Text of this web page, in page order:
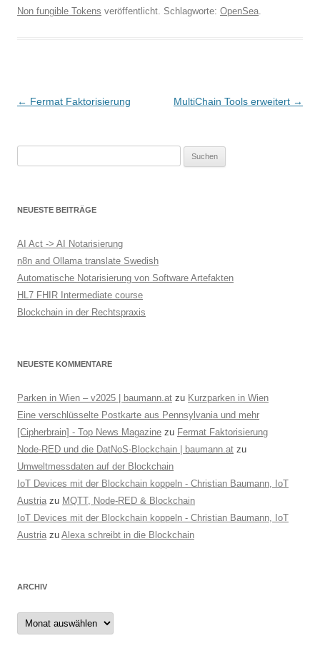
Non fungible Tokens veröffentlicht. Schlagworte: OpenSea.
B
s
-
N
a
g
t
i
o
n
← Fermat Faktorisierung MultiChain Tools erweitert →
NEUESTE BEITRÄGE
AI Act -> AI Notarisierung
n8n and Ollama translate Swedish
Automatische Notarisierung von Software Artefakten
HL7 FHIR Intermediate course
Blockchain in der Rechtspraxis
NEUESTE KOMMENTARE
Parken in Wien – v2025 | baumann.at zu Kurzparken in Wien
Eine verschlüsselte Postkarte aus Pennsylvania und mehr
[Cipherbrain] - Top News Magazine zu Fermat Faktorisierung
Node-RED und die DatNoS-Blockchain | baumann.at zu
Umweltmessdaten auf der Blockchain
IoT Devices mit der Blockchain koppeln - Christian Baumann, IoT
Austria zu MQTT, Node-RED & Blockchain
IoT Devices mit der Blockchain koppeln - Christian Baumann, IoT
Austria zu Alexa schreibt in die Blockchain
ARCHIV
Archiv